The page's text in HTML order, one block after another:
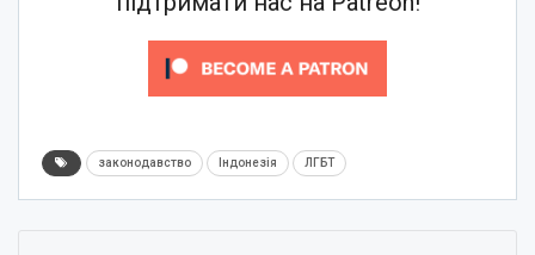
законодавство Індонезія ЛГБТ